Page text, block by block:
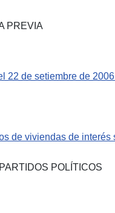
PREVIA
22 de setiembre de
de viviendas de interés
POLÍTICOS